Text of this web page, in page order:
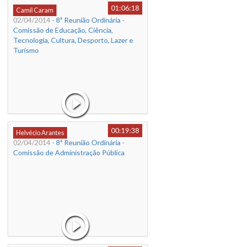
Camil Caram
01:06:18
02/04/2014 - 8ª Reunião Ordinária -
Comissão de Educação, Ciência,
Tecnologia, Cultura, Desporto, Lazer e
Turismo
Helvécio Arantes
00:19:38
02/04/2014 - 8ª Reunião Ordinária -
Comissão de Administração Pública